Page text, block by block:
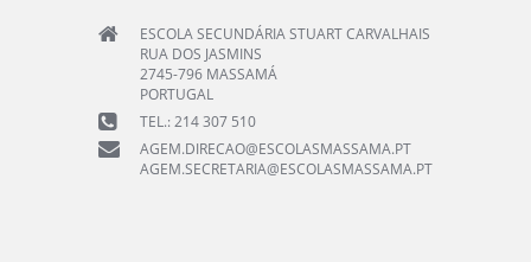
ESCOLA SECUNDÁRIA STUART CARVALHAIS
RUA DOS JASMINS
2745-796 MASSAMÁ
PORTUGAL
TEL.: 214 307 510
AGEM.DIRECAO@ESCOLASMASSAMA.PT
AGEM.SECRETARIA@ESCOLASMASSAMA.PT